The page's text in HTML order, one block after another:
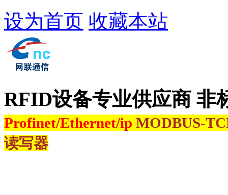
设为首页 收藏本站
RFID设备专业供应商 非
Profinet/Ethernet/ip MODBUS-
读写器